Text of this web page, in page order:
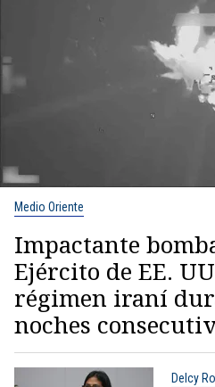
Medio Oriente
Impactante
Ejército de EE.
régimen iraní
noches
Delcy